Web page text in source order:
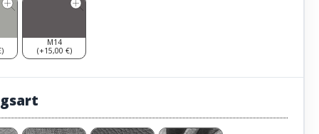
M14
(+15,00 €)